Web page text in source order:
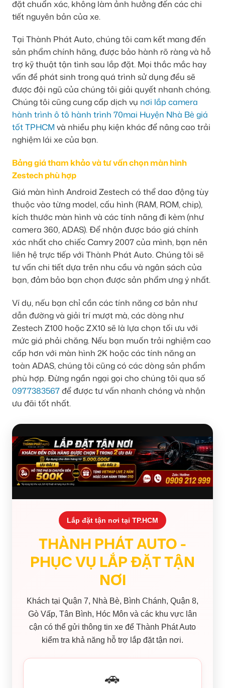
đặt chuẩn xác, không làm ảnh hưởng đến các chi
tiết nguyên bản của xe.
Tại Thành Phát Auto, chúng tôi cam kết mang đến
sản phẩm chính hãng, được bảo hành rõ ràng và hỗ
trợ kỹ thuật tận tình sau lắp đặt. Mọi thắc mắc hay
vấn đề phát sinh trong quá trình sử dụng đều sẽ
được đội ngũ của chúng tôi giải quyết nhanh chóng.
Chúng tôi cũng cung cấp dịch vụ nơi lắp camera
hành trình ô tô hành trình 70mai Huyện Nhà Bè giá
tốt TPHCM và nhiều phụ kiện khác để nâng cao trải
nghiệm lái xe của bạn.
Bảng giá tham khảo và tư vấn chọn màn hình
Zestech phù hợp
Giá màn hình Android Zestech có thể dao động tùy
thuộc vào từng model, cấu hình (RAM, ROM, chip),
kích thước màn hình và các tính năng đi kèm (như
camera 360, ADAS). Để nhận được báo giá chính
xác nhất cho chiếc Camry 2007 của mình, bạn nên
liên hệ trực tiếp với Thành Phát Auto. Chúng tôi sẽ
tư vấn chi tiết dựa trên nhu cầu và ngân sách của
bạn, đảm bảo bạn chọn được sản phẩm ưng ý nhất.
Ví dụ, nếu bạn chỉ cần các tính năng cơ bản như
dẫn đường và giải trí mượt mà, các dòng như
Zestech Z100 hoặc ZX10 sẽ là lựa chọn tối ưu với
mức giá phải chăng. Nếu bạn muốn trải nghiệm cao
cấp hơn với màn hình 2K hoặc các tính năng an
toàn ADAS, chúng tôi cũng có các dòng sản phẩm
phù hợp. Đừng ngần ngại gọi cho chúng tôi qua số
0977383567để được tư vấn nhanh chóng và nhận
ưu đãi tốt nhất.
Lắp đặt tận nơi tại TP.HCM
THÀNH PHÁT AUTO -
PHỤC VỤ LẮP ĐẶT TẬN
NƠI
Khách tại Quận 7, Nhà Bè, Bình Chánh, Quận 8,
Gò Vấp, Tân Bình, Hóc Môn và các khu vực lân
cận có thể gửi thông tin xe để Thành Phát Auto
kiểm tra khả năng hỗ trợ lắp đặt tận nơi.
🚗